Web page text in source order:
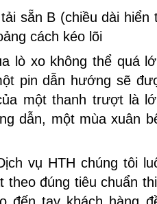
sẵn B (chiều dài hiển
cách kéo lõi
lò xo không thể quá
pin dẫn hướng sẽ
một thanh trượt là
dẫn, một mùa xuân
vụ HTH chúng tôi
theo đúng tiêu chuẩn